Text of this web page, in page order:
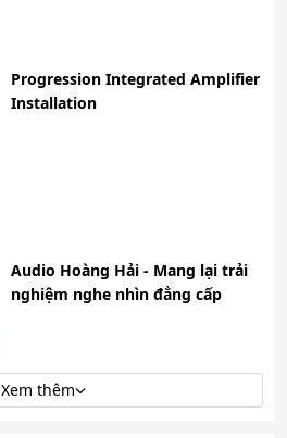
Progression Integrated Amplifier
Installation
Audio Hoàng Hải - Mang lại trải
nghiệm nghe nhìn đẳng cấp
Xem thêm